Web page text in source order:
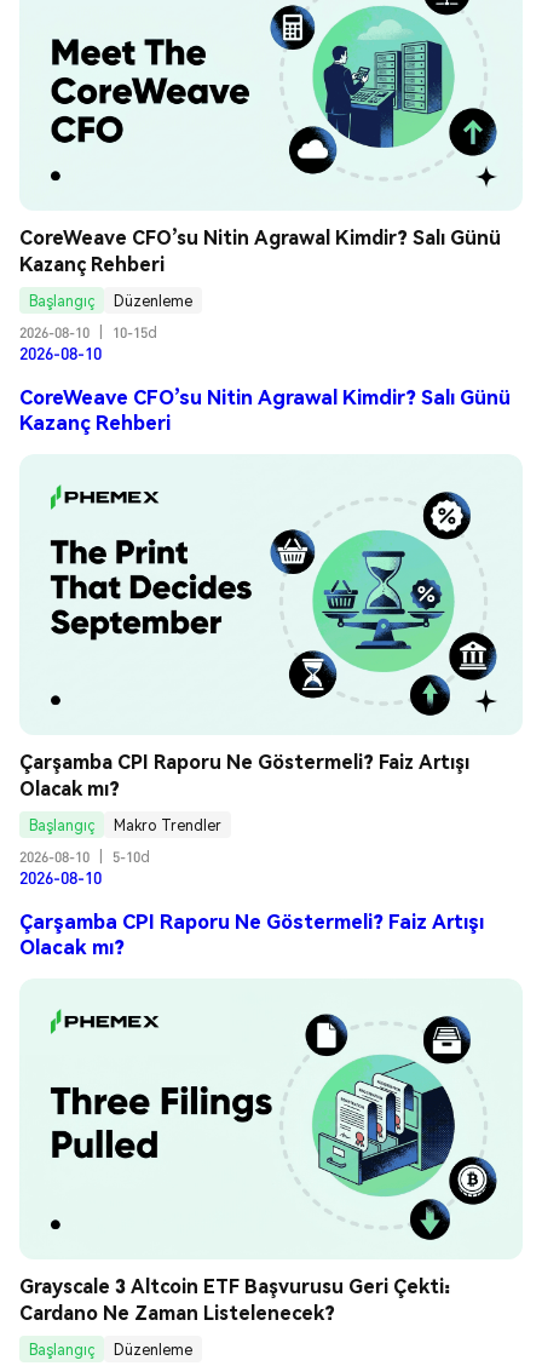
CoreWeave CFO’su Nitin Agrawal Kimdir? Salı Günü
Kazanç Rehberi
Başlangıç
Düzenleme
2026-08-10
10-15d
2026-08-10
CoreWeave CFO’su Nitin Agrawal Kimdir? Salı Günü
Kazanç Rehberi
Çarşamba CPI Raporu Ne Göstermeli? Faiz Artışı
Olacak mı?
Başlangıç
Makro Trendler
2026-08-10
5-10d
2026-08-10
Çarşamba CPI Raporu Ne Göstermeli? Faiz Artışı
Olacak mı?
Grayscale 3 Altcoin ETF Başvurusu Geri Çekti:
Cardano Ne Zaman Listelenecek?
Başlangıç
Düzenleme